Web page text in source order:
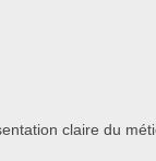
claire du